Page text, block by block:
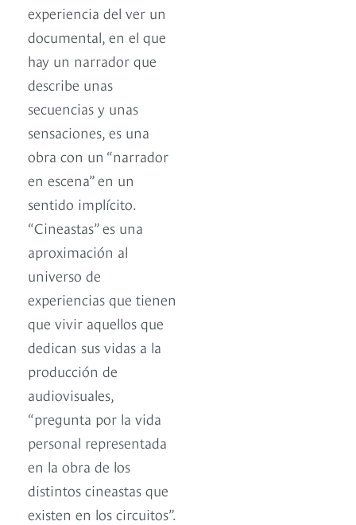
experiencia del ver un
documental, en el que
hay un narrador que
describe unas
secuencias y unas
sensaciones, es una
obra con un “narrador
en escena” en un
sentido implícito.
“Cineastas” es una
aproximación al
universo de
experiencias que tienen
que vivir aquellos que
dedican sus vidas a la
producción de
audiovisuales,
“pregunta por la vida
personal representada
en la obra de los
distintos cineastas que
existen en los circuitos”.